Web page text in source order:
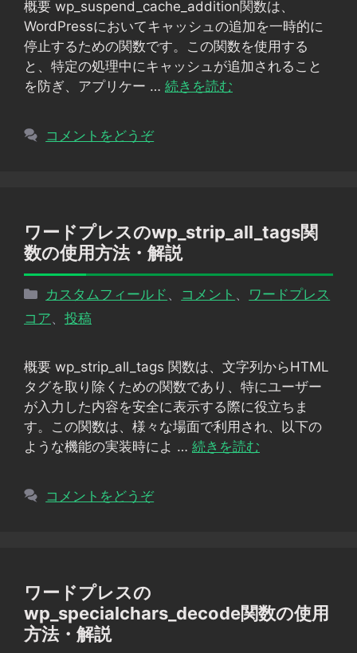
ー
概要 wp_suspend_cache_addition関数は、
WordPressにおいてキャッシュの追加を一時的に
停止するための関数です。この関数を使用する
と、特定の処理中にキャッシュが追加されること
を防ぎ、アプリケー … 続きを読む
コメントをどうぞ
ワードプレスのwp_strip_all_tags関
数の使用方法・解説
カ
テ
ー
カスタムフィールド 、 コメント 、 ワードプレス
コア、 投稿
概要 wp_strip_all_tags 関数は、文字列からHTML
タグを取り除くための関数であり、特にユーザー
が入力した内容を安全に表示する際に役立ちま
す。この関数は、様々な場面で利用され、以下の
ような機能の実装時によ … 続きを読む
コメントをどうぞ
ワードプレスの
wp_specialchars_decode関数の使用
方法・解説